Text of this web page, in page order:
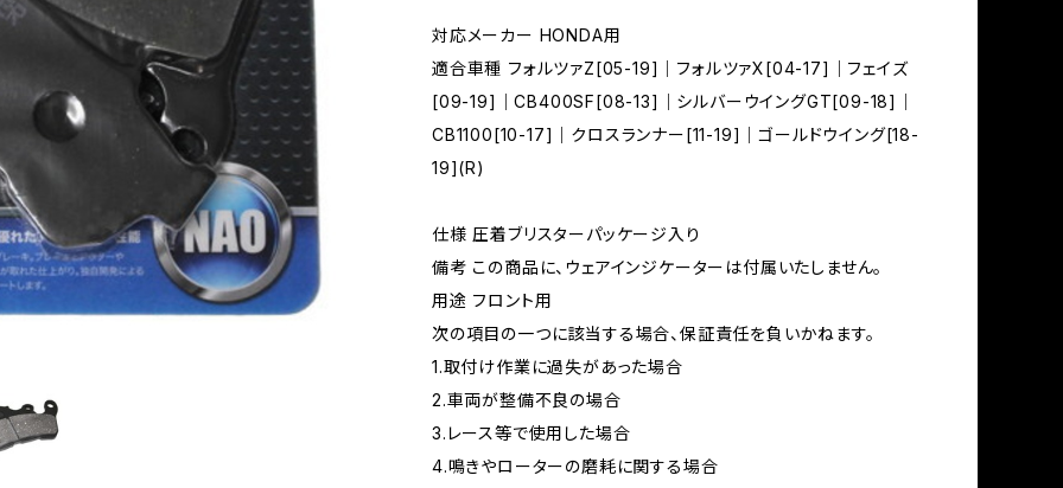
対応メーカー HONDA用
適合車種 フォルツァZ[05-19]｜フォルツァX[04-17]｜フェイズ
[09-19]｜CB400SF[08-13]｜シルバーウイングGT[09-18]｜
CB1100[10-17]｜クロスランナー[11-19]｜ゴールドウイング[18-
19](R)
仕様 圧着ブリスターパッケージ入り
備考 この商品に、ウェアインジケーターは付属いたしません。
用途 フロント用
次の項目の一つに該当する場合、保証責任を負いかねます。
1.取付け作業に過失があった場合
2.車両が整備不良の場合
3.レース等で使用した場合
4.鳴きやローターの磨耗に関する場合